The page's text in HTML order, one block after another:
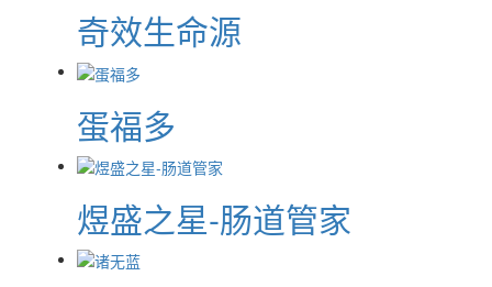
奇效生命源
蛋福多
煜盛之星-肠道管家